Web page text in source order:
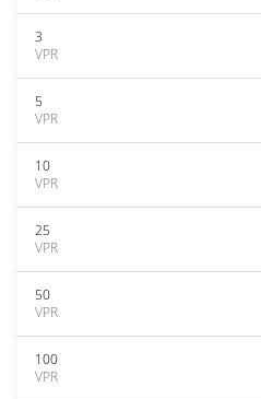
3
VPR
5
VPR
10
VPR
25
VPR
50
VPR
100
VPR